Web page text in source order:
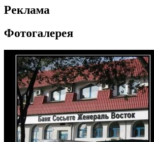
Реклама
Фотогалерея